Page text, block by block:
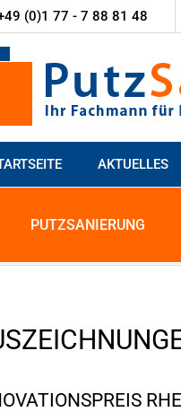
(0)1 77 - 7 88 81 48
AKTUELLES
PUTZSANIERUNG